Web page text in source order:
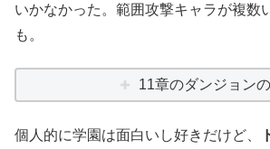
いかなかった。範囲攻撃キャラが複数
も。
11章のダンジョン
個人的に学園は面白いし好きだけど、